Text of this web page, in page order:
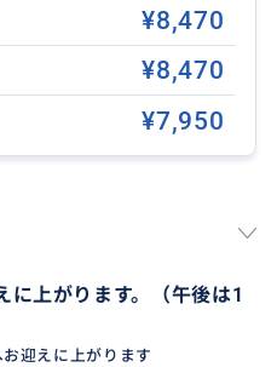
¥8,470
¥8,470
¥7,950
に上がります。（午後は1
迎えに上がります